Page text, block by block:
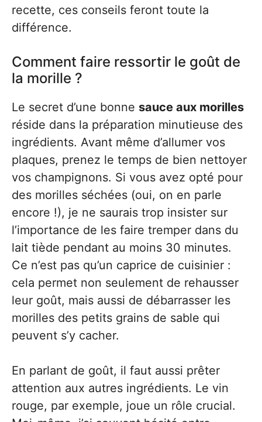
recette, ces conseils feront toute la
différence.
Comment faire ressortir le goût de
la morille ?
Le secret d’une bonne sauce aux morilles
réside dans la préparation minutieuse des
ingrédients. Avant même d’allumer vos
plaques, prenez le temps de bien nettoyer
vos champignons. Si vous avez opté pour
des morilles séchées (oui, on en parle
encore !), je ne saurais trop insister sur
l’importance de les faire tremper dans du
lait tiède pendant au moins 30 minutes.
Ce n’est pas qu’un caprice de cuisinier :
cela permet non seulement de rehausser
leur goût, mais aussi de débarrasser les
morilles des petits grains de sable qui
peuvent s’y cacher.
En parlant de goût, il faut aussi prêter
attention aux autres ingrédients. Le vin
rouge, par exemple, joue un rôle crucial.